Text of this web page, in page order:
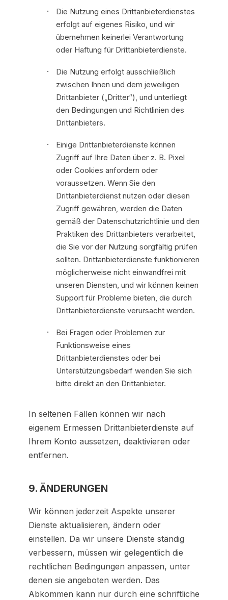
Die Nutzung eines Drittanbieterdienstes
erfolgt auf eigenes Risiko, und wir
übernehmen keinerlei Verantwortung
oder Haftung für Drittanbieterdienste.
Die Nutzung erfolgt ausschließlich
zwischen Ihnen und dem jeweiligen
Drittanbieter („Dritter“), und unterliegt
den Bedingungen und Richtlinien des
Drittanbieters.
Einige Drittanbieterdienste können
Zugriff auf Ihre Daten über z. B. Pixel
oder Cookies anfordern oder
voraussetzen. Wenn Sie den
Drittanbieterdienst nutzen oder diesen
Zugriff gewähren, werden die Daten
gemäß der Datenschutzrichtlinie und den
Praktiken des Drittanbieters verarbeitet,
die Sie vor der Nutzung sorgfältig prüfen
sollten. Drittanbieterdienste funktionieren
möglicherweise nicht einwandfrei mit
unseren Diensten, und wir können keinen
Support für Probleme bieten, die durch
Drittanbieterdienste verursacht werden.
Bei Fragen oder Problemen zur
Funktionsweise eines
Drittanbieterdienstes oder bei
Unterstützungsbedarf wenden Sie sich
bitte direkt an den Drittanbieter.
In seltenen Fällen können wir nach
eigenem Ermessen Drittanbieterdienste auf
Ihrem Konto aussetzen, deaktivieren oder
entfernen.
9. ÄNDERUNGEN
Wir können jederzeit Aspekte unserer
Dienste aktualisieren, ändern oder
einstellen. Da wir unsere Dienste ständig
verbessern, müssen wir gelegentlich die
rechtlichen Bedingungen anpassen, unter
denen sie angeboten werden. Das
Abkommen kann nur durch eine schriftliche